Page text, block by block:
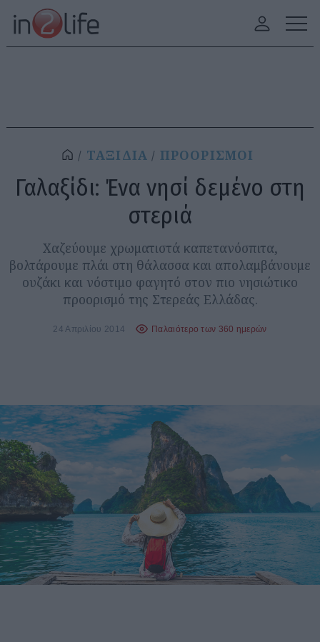
ΤΑΞΙΔΙΑ ΠΡΟΟΡΙΣΜΟΙ
Γαλαξίδι: Ένα νησί δεμένο στη
στεριά
Χαζεύουμε χρωματιστά καπετανόσπιτα,
βολτάρουμε πλάι στη θάλασσα και απολαμβάνουμε
ουζάκι και νόστιμο φαγητό στον πιο νησιώτικο
προορισμό της Στερεάς Ελλάδας.
24 Απριλίου 2014 Παλαιότερο των 360 ημερών